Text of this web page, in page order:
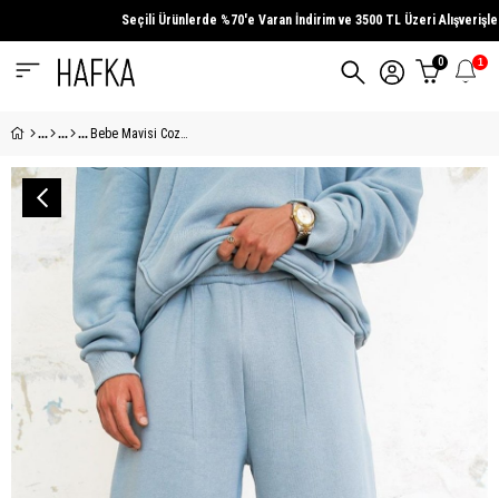
Seçili Ürünlerde %70'e Varan İndirimve3500 TL Üzeri Alışverişlere
0 1
Bebe Mavisi Cozy Basic Pileli Baggy Eşofman